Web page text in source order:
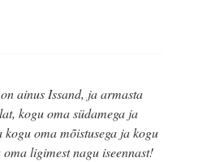
ainus Issand, ja armasta
kogu oma südamega ja
kogu oma mõistusega ja kogu
ligimest nagu iseennast!